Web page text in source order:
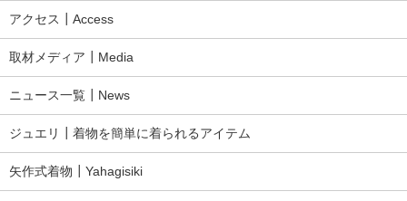
アクセス┃Access
取材メディア┃Media
ニュース一覧┃News
ジュエリ┃着物を簡単に着られるアイテム
矢作式着物┃Yahagisiki